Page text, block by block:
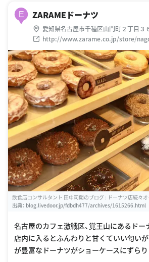
E ZARAMEドーナツ
愛知県名古屋市千種区山門町２丁目３
http://www.zarame.co.jp/store/
飲食店コンサルタント 田中司朗のブログ : ドーナツ店続々
出典： blog.livedoor.jp/fdbdh477/archives/1615266.html
名古屋のカフェ激戦区、覚王山にあるドー
店内に入るとふんわりと甘くていい匂い
が豊富なドーナツがショーケースにずらり